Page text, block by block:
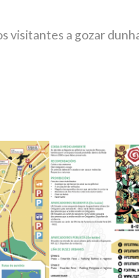
visitantes a gozar